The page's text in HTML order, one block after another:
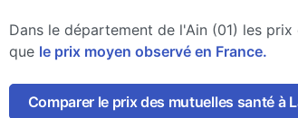
Dans le département de l'Ain (01) les
que le prix moyen observé en France.
Comparer le prix des mutuelles santé à